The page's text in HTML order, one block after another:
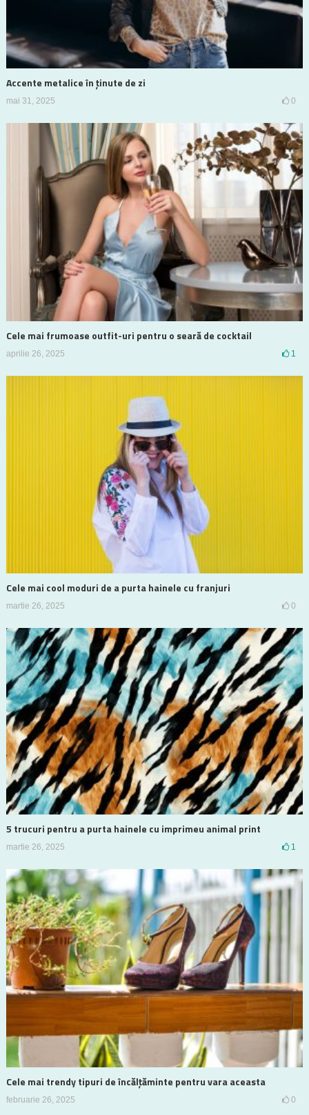
Accente metalice în ținute de zi
mai 31, 2025 0
Cele mai frumoase outfit-uri pentru o seară de cocktail
aprilie 26, 2025 1
Cele mai cool moduri de a purta hainele cu franjuri
martie 26, 2025 0
5 trucuri pentru a purta hainele cu imprimeu animal print
martie 26, 2025 1
Cele mai trendy tipuri de încălțăminte pentru vara aceasta
februarie 26, 2025 0